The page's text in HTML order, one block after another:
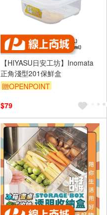
【HIYASU日安工坊】Inomata
正角淺型201保鮮盒
贈OPENPOINT
$79